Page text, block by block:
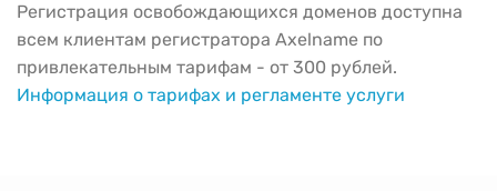
Регистрация освобождающихся доменов доступна
всем клиентам регистратора Axelname по
привлекательным тарифам - от 300 рублей.
Информация о тарифах и регламенте услуги